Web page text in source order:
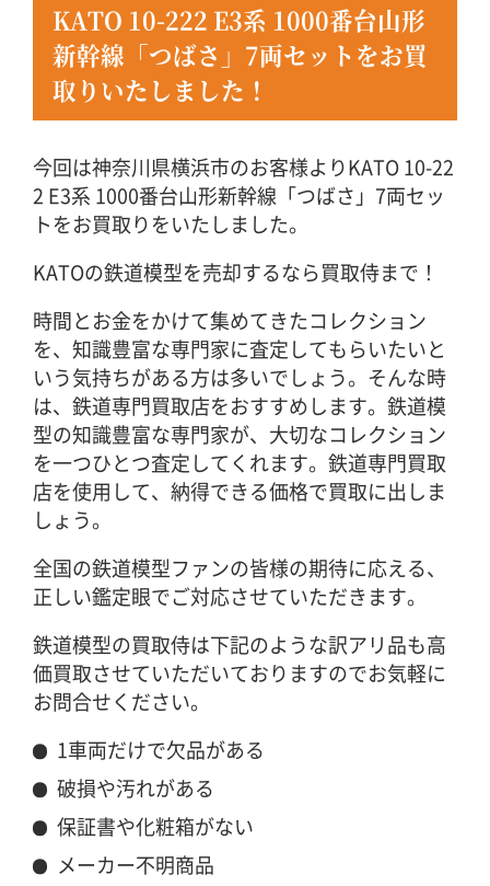
KATO 10-222 E3系 1000番台山形
新幹線「つばさ」7両セットをお買
取りいたしました！
今回は神奈川県横浜市のお客様よりKATO 10-22
2 E3系 1000番台山形新幹線「つばさ」7両セッ
トをお買取りをいたしました。
KATOの鉄道模型を売却するなら買取侍まで！
時間とお金をかけて集めてきたコレクション
を、知識豊富な専門家に査定してもらいたいと
いう気持ちがある方は多いでしょう。そんな時
は、鉄道専門買取店をおすすめします。鉄道模
型の知識豊富な専門家が、大切なコレクション
を一つひとつ査定してくれます。鉄道専門買取
店を使用して、納得できる価格で買取に出しま
しょう。
全国の鉄道模型ファンの皆様の期待に応える、
正しい鑑定眼でご対応させていただきます。
鉄道模型の買取侍は下記のような訳アリ品も高
価買取させていただいておりますのでお気軽に
お問合せください。
1車両だけで欠品がある
破損や汚れがある
保証書や化粧箱がない
メーカー不明商品